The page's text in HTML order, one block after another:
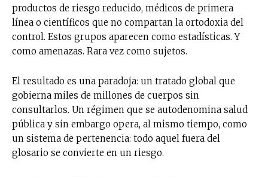
productos de riesgo reducido, médicos de primera
línea o científicos que no compartan la ortodoxia del
control. Estos grupos aparecen como estadísticas. Y
como amenazas. Rara vez como sujetos.
El resultado es una paradoja: un tratado global que
gobierna miles de millones de cuerpos sin
consultarlos. Un régimen que se autodenomina salud
pública y sin embargo opera, al mismo tiempo, como
un sistema de pertenencia: todo aquel fuera del
glosario se convierte en un riesgo.